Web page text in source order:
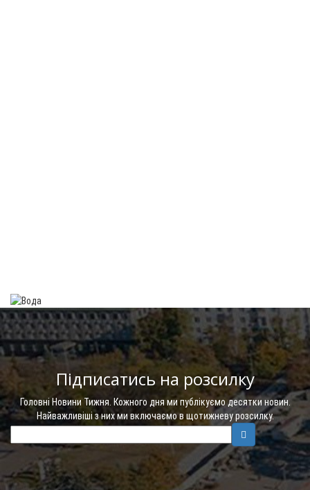
Підписатись на розсилку
Головні Новини Тижня. Кожного дня ми публікуємо десятки новин.
Найважливіші з них ми включаємо в щотижневу розсилку.